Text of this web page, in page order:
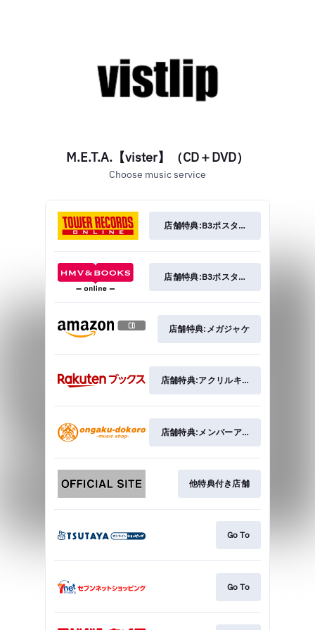
M.E.T.A.【vister】（CD＋DVD）
Choose music service
店舗特典:B3ポスターカレンダー（タ
店舗特典:B3ポスターカレンダー(HMV
店舗特典:メガジャケ
店舗特典:アクリルキーホルダー
店舗特典:メンバーアナザーフォト5枚
他特典付き店舗
Go To
Go To